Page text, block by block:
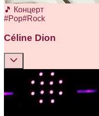
🎵 Концерт
#Pop#Rock
Céline Dion